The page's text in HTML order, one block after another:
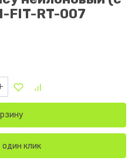
FIT-RT-007
1 689,00 ₽.
товара Ремень для
один клик